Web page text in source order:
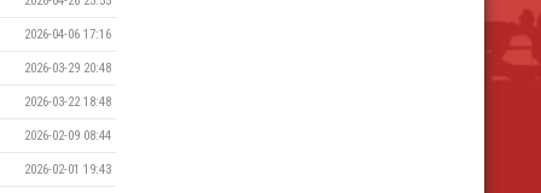
2026-04-06 17:16
2026-03-29 20:48
2026-03-22 18:48
2026-02-09 08:44
2026-02-01 19:43